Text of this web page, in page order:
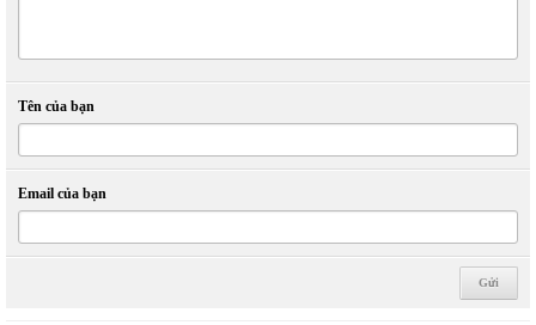
Tên của bạn
Email của bạn